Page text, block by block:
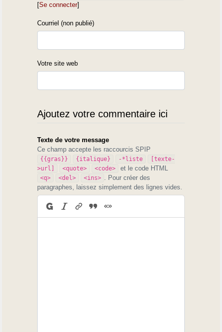
[Se connecter]
Courriel (non publié)
Votre site web
Ajoutez votre commentaire ici
Texte de votre message
Ce champ accepte les raccourcis SPIP
{{gras}} {italique} -*liste
[texte-
>url]
<quote> <code> et le code HTML
<q> <del> <ins>
. Pour créer des
paragraphes, laissez simplement des lignes vides.